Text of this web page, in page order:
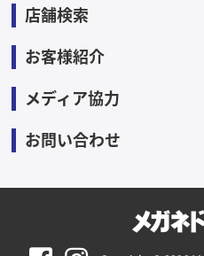
店舗検索
お客様紹介
メディア協力
お問い合わせ